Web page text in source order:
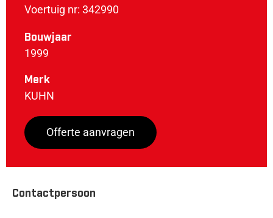
Voertuig nr: 342990
Bouwjaar
1999
Merk
KUHN
Offerte aanvragen
Contactpersoon